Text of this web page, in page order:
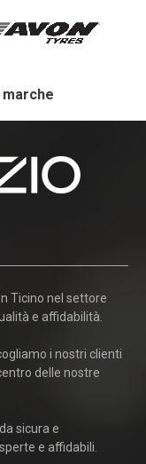
Ticino nel settore
e affidabilità.
i nostri clienti
delle nostre
sicura e
e affidabili.